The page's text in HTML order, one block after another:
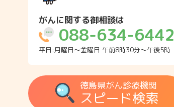
がんに関する御相談は
088-634-6442
平日:月曜日～金曜日 午前8時30分～午後5時
徳島県がん診療機関
スピード検索